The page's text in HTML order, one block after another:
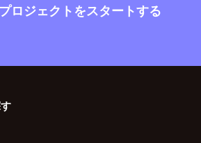
ロジェクトをスタートする